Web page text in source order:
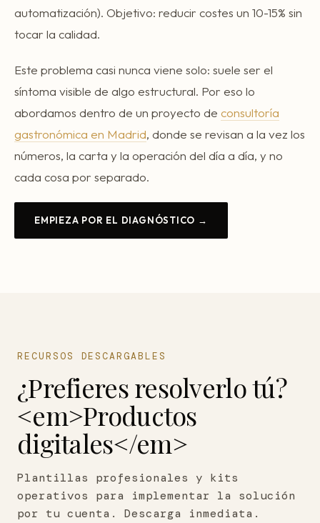
automatización). Objetivo: reducir costes un 10-15% sin
tocar la calidad.
Este problema casi nunca viene solo: suele ser el
síntoma visible de algo estructural. Por eso lo
abordamos dentro de un proyecto de consultoría
gastronómica en Madrid, donde se revisan a la vez los
números, la carta y la operación del día a día, y no
cada cosa por separado.
EMPIEZA POR EL DIAGNÓSTICO →
RECURSOS DESCARGABLES
¿Prefieres resolverlo tú?
<em>Productos
digitales</em>
Plantillas profesionales y kits
operativos para implementar la solución
por tu cuenta. Descarga inmediata.